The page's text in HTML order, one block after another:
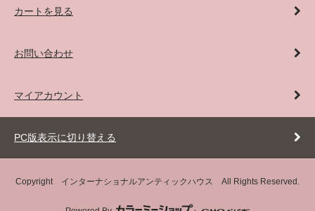
カートを見る
お問い合わせ
マイアカウント
PC版表示に切り替える
Copyright インターナショナルアンティックハウス All Rights Reserved.